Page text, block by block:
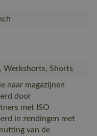
Werkshorts, Shorts
naar magazijnen
door
met ISO
in zendingen met
van de